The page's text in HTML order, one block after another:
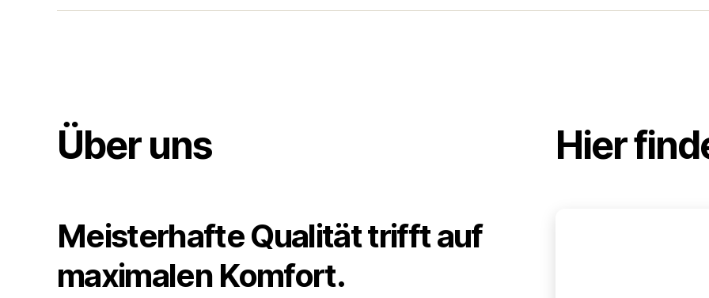
Über uns
Meisterhafte Qualität trifft auf
maximalen Komfort.
Hier